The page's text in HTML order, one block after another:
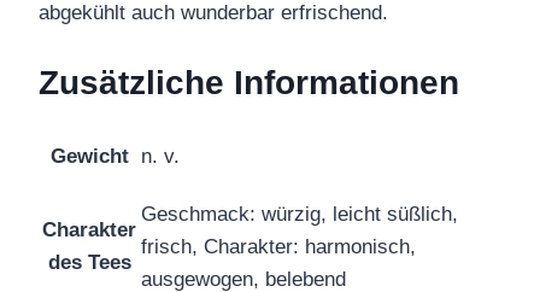
abgekühlt auch wunderbar erfrischend.
Zusätzliche Informationen
Gewicht n. v.
Charakter
des Tees
Geschmack: würzig, leicht süßlich,
frisch, Charakter: harmonisch,
ausgewogen, belebend